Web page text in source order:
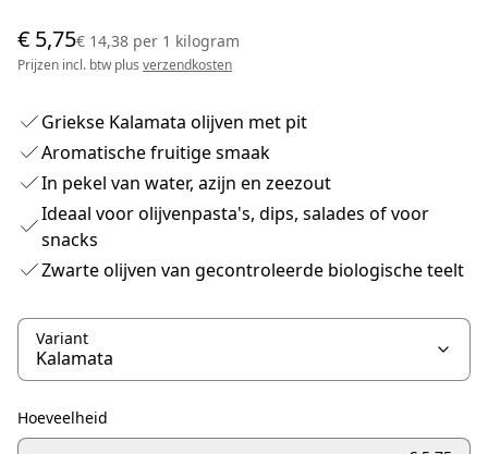
€ 5,75€ 14,38 per 1 kilogram
Prijzen incl. btw plus verzendkosten
Griekse Kalamata olijven met pit
Aromatische fruitige smaak
In pekel van water, azijn en zeezout
Ideaal voor olijvenpasta's, dips, salades of voor
snacks
Zwarte olijven van gecontroleerde biologische teelt
Variant
Hoeveelheid